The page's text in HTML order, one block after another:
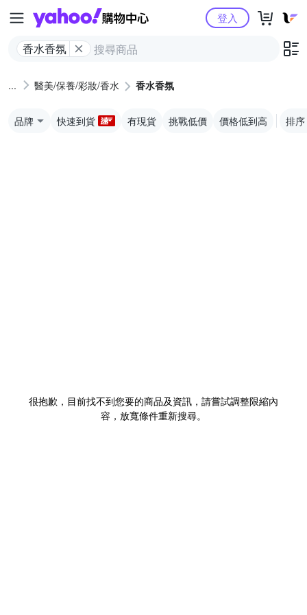
Yahoo購物中心
香水香氛
登入
醫美/保養/彩妝/香水 香水香氛
品牌 快速到貨 有現貨 挑戰低價 價格低到高 排序
很抱歉，目前找不到您要的商品及資訊，請嘗試調整限縮內
容，放寬條件重新搜尋。